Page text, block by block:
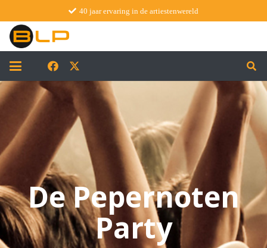
40 jaar ervaring in de artiestenwereld
De Pepernoten
Party